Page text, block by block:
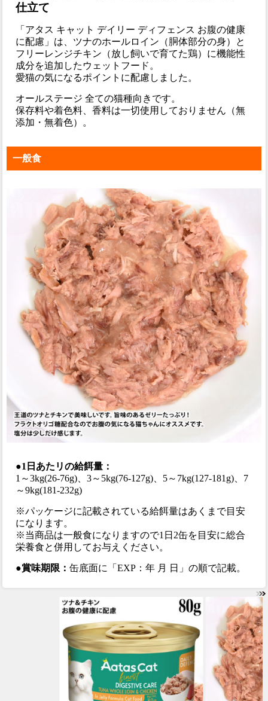
仕立て
「アタス キャット デイリー ディフェンス お腹の健康
に配慮」は、ツナのホールロイン（胴体部分の身）と
フリーレンジチキン（放し飼いで育てた鶏）に機能性
成分を追加したウェットフード。
愛猫の気になるポイントに配慮しました。
オールステージ 全ての猫種向きです。
保存料や着色料、香料は一切使用しておりません（無
添加・無着色）。
一般食
●1日あたリの給餌量：
1～3kg(26-76g)、3～5kg(76-127g)、5～7kg(127-181g)、7
～9kg(181-232g)
※パッケージに記載されている給餌量はあくまで目安
になります。
※当商品は一般食になりますので1日2缶を目安に総合
栄養食と併用してお与えください。
●賞味期限：缶底面に「EXP：年 月 日」の順で記載。